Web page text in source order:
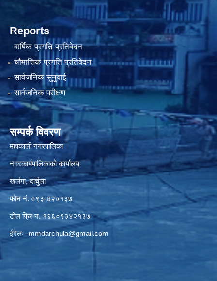
Reports
वार्षिक प्रगति प्रतिवेदन
चौमासिक प्रगति प्रतिवेदन
सार्वजनिक सुनुवाई
सार्वजनिक परीक्षण
सम्पर्क विवरण
महाकाली नगरपालिका
नगरकार्यपालिकाको कार्यालय
खलंगा, दार्चुला
फोन नं. ०९३-४२०१३७
टोल फ्रि न. १६६०९३४२१३७
ईमेलः-mmdarchula@gmail.com